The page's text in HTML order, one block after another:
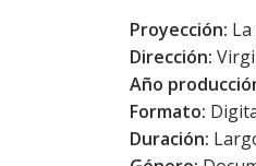
Proyección:
Dirección:
Año
Formato:
Duración: